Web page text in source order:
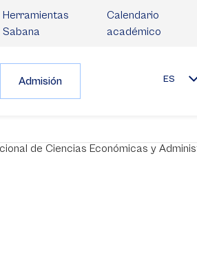
Herramientas
Sabana
Calendario
académico
Admisión ES